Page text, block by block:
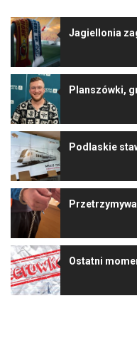
Jagiellonia
Planszówki,
Podlaskie
Ostatni